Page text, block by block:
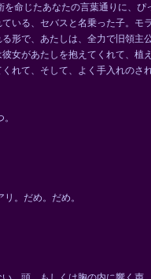
命じたあなたの言葉通りに、ぴ
いる、セバスと名乗った子。モ
形で、あたしは、全力で旧領主
女があたしを抱えてくれて、植
れて、そして、よく手入れのさ
。だめ。だめ。